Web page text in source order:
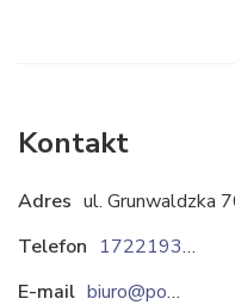
Kontakt
Adres ul. Grunwaldzka
Telefon
172219345
E-mail
biuro@pomtyczyn.pl